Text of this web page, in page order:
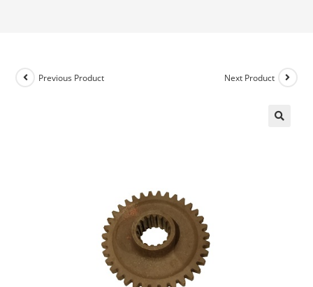
Previous Product Next Product